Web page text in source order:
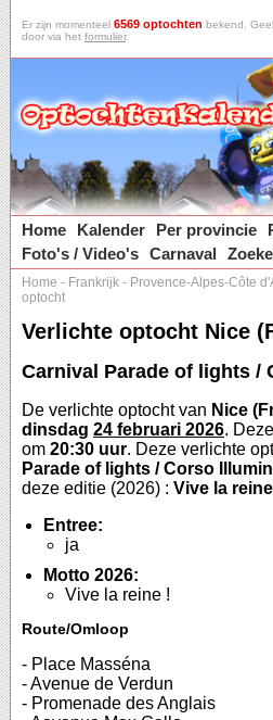
Er zijn momenteel 6569 optochten bekend.
door via het formulier.
Home
Kalender Per provincie
Foto's / Video's Carnaval
Home - Frankrijk - Provence-Alpes-Côte
optocht
Verlichte optocht Nice
Carnival Parade of lights /
De verlichte optocht van Nice
dinsdag 24 februari 2026.
om 20:30 uur. Deze verlichte
Parade of lights / Corso
deze editie (2026) : Vive la
Entree:
ja
Motto 2026:
Vive la reine !
Route/Omloop
- Place Masséna
- Avenue de Verdun
- Promenade des Anglais